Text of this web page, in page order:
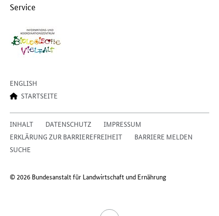
Service
ENGLISH
STARTSEITE
INHALT DATENSCHUTZ
IMPRESSUM
ERKLÄRUNG ZUR BARRIEREFREIHEIT
BARRIERE MELDEN
SUCHE
© 2026 Bundesanstalt für Landwirtschaft und Ernährung